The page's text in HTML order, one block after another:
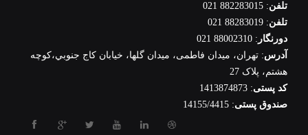
تلفن: 882283015 021
تلفن: 88283019 021
دورنگار : 88002310 021
آدرس: تهران، ميدان فاطمی، میدان گلها، خيابان كاج جنوبي،كوچه
هشتم، پلاک 27
کد پستی: 1413874873
صندوق پستی: 14155/4415